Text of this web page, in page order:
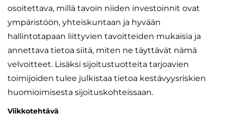
osoitettava, millä tavoin niiden investoinnit ovat
ympäristöön, yhteiskuntaan ja hyvään
hallintotapaan liittyvien tavoitteiden mukaisia ja
annettava tietoa siitä, miten ne täyttävät nämä
velvoitteet. Lisäksi sijoitustuotteita tarjoavien
toimijoiden tulee julkistaa tietoa kestävyysriskien
huomioimisesta sijoituskohteissaan.
Viikkotehtävä